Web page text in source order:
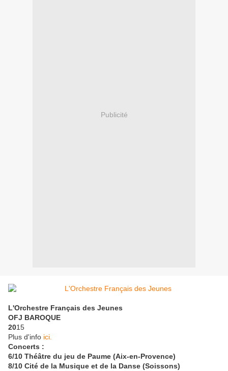
Publicité
L'Orchestre Français des Jeunes
OFJ BAROQUE
2015
Plus d'info ici.
Concerts :
6/10 Théâtre du jeu de Paume (Aix-en-Provence)
8/10 Cité de la Musique et de la Danse (Soissons)